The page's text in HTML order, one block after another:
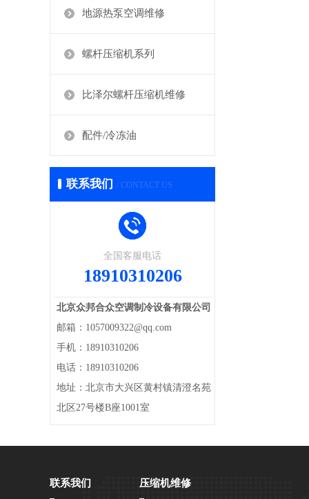
地源热泵空调维修
螺杆压缩机系列
比泽尔螺杆压缩机维修
配件/冷冻油
联系我们 / CONTACT US
全国客服电话
18910310206
北京众邦合众空调制冷设备有限公司
邮箱：1057009322@qq.com
手机：18910310206
电话：18910310206
地址：北京市大兴区黄村镇清澄名苑
北区27号楼B座1001室
联系我们 压缩机维修